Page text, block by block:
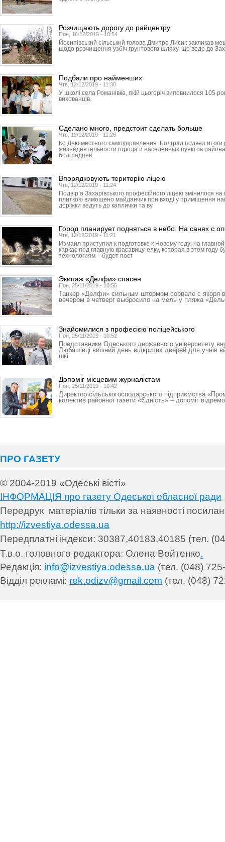
Розчищають дорогу до райцентру
Пон, 16/12/2019 - 10:54
Йосипівський сільський голова Дмитро Лисик закликав
щодо розчищення узбіч грунтового шляху, що веде до
Подбали про найменших
Чтв, 12/12/2019 - 11:30
У школі села Романівка, якій цьогоріч виповнилося 105
вихованців.
Сделано много, предстоит сделать больше
Чтв, 12/12/2019 - 11:26
Ко Дню местного самоуправления Болград подвел
жизнедеятельности города и населенных пунктов
болградцев.
Впорядковують територію ліцею
Чтв, 12/12/2019 - 11:24
Подвір’я Захарівського професійного ліцею змінилося
плиткою вимощено майданчик при вході у приміщення
доріжки ведуть до каплички та ву
Город планирует подняться в небо. На санях с
Чтв, 12/12/2019 - 11:21
Измаил приступил к подготовке к Новому году: на
каркас под главную красавицу-елку, которая в этом году
технологиям – будет пост
Экипаж «Делфи» спасен
Пон, 25/11/2019 - 10:56
Танкер «Делфи» сильным штормом сорвало с якоря
вечером в четверг выбросило на мель у пляжа
Знайомилися з професією поліцейського
Пон, 25/11/2019 - 10:52
Представники Одеського державного університету
Любашівці виїзний день відкритих дверей для учнів
шкі
Допоміг місцевим журналістам
Пон, 25/11/2019 - 10:42
Директор сільськогосподарського підприємства
колектив районної газети «Єдність» – допоміг
ПРО ГАЗЕТУ
© 2004-2019 «Одеські вісті»
ІНФОРМАЦІЯ про газету Одеської обласної ради
Передрук матеріалів тільки за наявності
http://izvestiya.odessa.ua
Передплатні індекси: 30387,40183,40185 (тел.
Т.в.о. головного редактора: Олена Войтенко.
Редакція: info@izvestiya.odessa.ua (тел. (048)
Відділ рекламі: rek.odizv@gmail.com (тел. (048)